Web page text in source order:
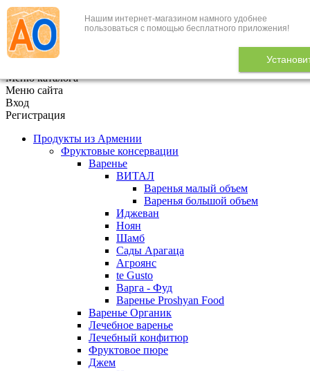
Нашим интернет-магазином намного удобнее
пользоваться с помощью бесплатного приложения!
+7 (495) 646-888-1
В корзине 0
Меню каталога
Меню сайта
Вход
Регистрация
Продукты из Армении
Фруктовые консервации
Варенье
ВИТАЛ
Варенья малый объем
Варенья большой объем
Иджеван
Ноян
Шамб
Сады Арагаца
Агроянс
te Gusto
Варга - Фуд
Варенье Proshyan Food
Варенье Органик
Лечебное варенье
Лечебный конфитюр
Фруктовое пюре
Джем